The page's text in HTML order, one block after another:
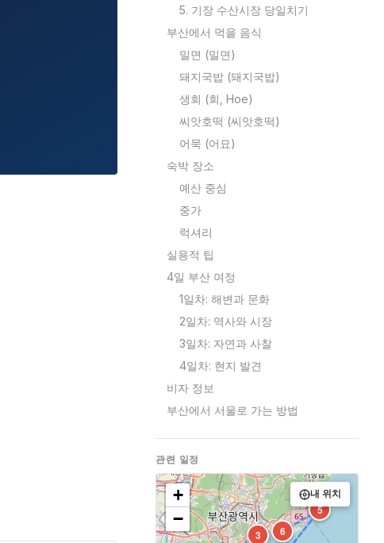
5. 기장 수산시장 당일치기
부산에서 먹을 음식
밀면 (밀면)
돼지국밥 (돼지국밥)
생회 (회, Hoe)
씨앗호떡 (씨앗호떡)
어묵 (어묘)
숙박 장소
예산 중심
중가
럭셔리
실용적 팁
4일 부산 여정
1일차: 해변과 문화
2일차: 역사와 시장
3일차: 자연과 사찰
4일차: 현지 발견
비자 정보
부산에서 서울로 가는 방법
관련 일정
3
5
6
+
−
내 위치